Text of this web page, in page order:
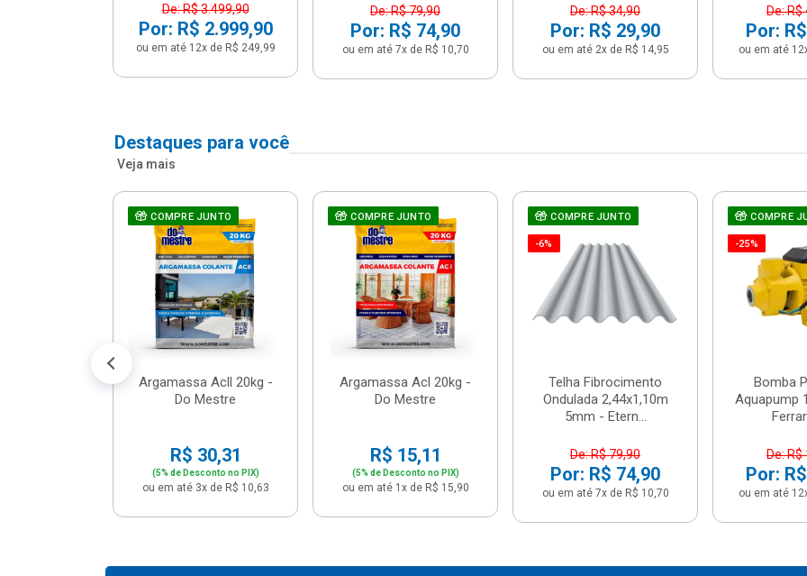
De: R$ 3.499,90
Por: R$ 2.999,90
ou em até 12x de R$ 249,99
De: R$ 79,90
Por: R$ 74,90
ou em até 7x de R$ 10,70
De: R$ 34,90
Por: R$ 29,90
ou em até 2x de R$ 14,95
De: R$
Por:
ou em até
Destaques para você
Veja mais
COMPRE JUNTO
Argamassa Acll 20kg -
Do Mestre
R$ 30,31
(5% de Desconto no PIX)
ou em até 3x de R$ 10,63
COMPRE JUNTO
Argamassa Acl 20kg -
Do Mestre
R$ 15,11
(5% de Desconto no PIX)
ou em até 1x de R$ 15,90
COMPRE JUNTO
-6%
Telha Fibrocimento
Ondulada 2,44x1,10m
5mm - Etern...
De: R$ 79,90
Por: R$ 74,90
ou em até 7x de R$ 10,70
COMPRE
-25%
Bomba
Aquapump
De: R$
Por:
ou em até